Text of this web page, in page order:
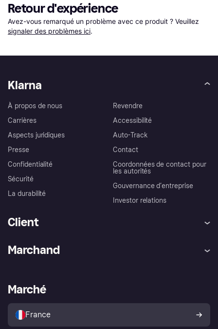
Retour d'expérience
Avez-vous remarqué un problème avec ce produit ? Veuillez
signaler des problèmes ici.
Klarna
À propos de nous
Carrières
Aspects juridiques
Presse
Confidentialité
Sécurité
La durabilité
Revendre
Accessibilité
Auto-Track
Contact
Coordonnées de contact pour
les autorités
Gouvernance d’entreprise
Investor relations
Client
Explorez les magasins
Politique de protection de
l’acheteur Klarna
Marchand
Portail Marchand
Marché
France